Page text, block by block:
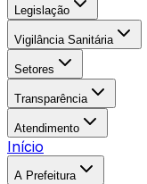
Legislação
Vigilância Sanitária
Setores
Transparência
Atendimento
Início
A Prefeitura